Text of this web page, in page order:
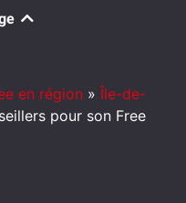
en région » Île-de-
pour son Free